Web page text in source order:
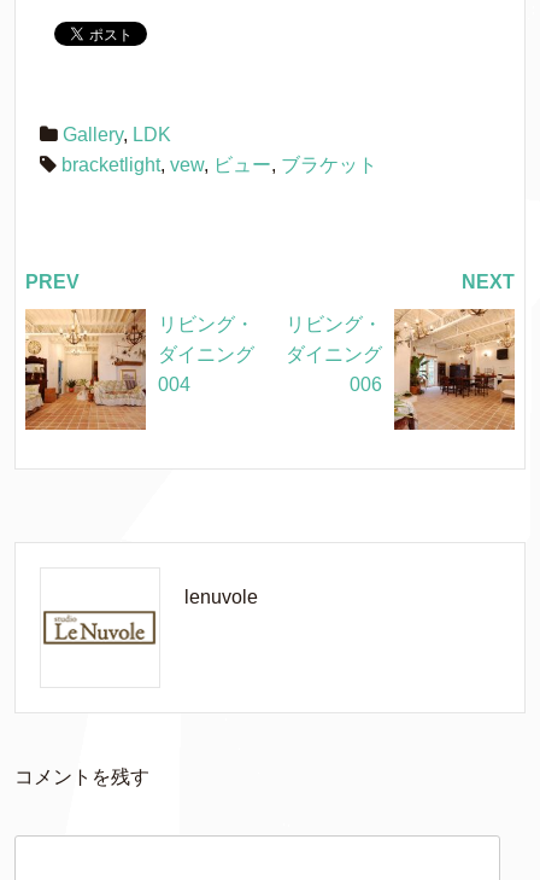
Gallery, LDK
bracketlight, vew, ビュー, ブラケット
PREV
リビング・
ダイニング
004
NEXT
リビング・
ダイニング
006
lenuvole
コメントを残す